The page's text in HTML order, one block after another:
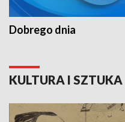
Dobrego dnia
KULTURA I SZTUKA